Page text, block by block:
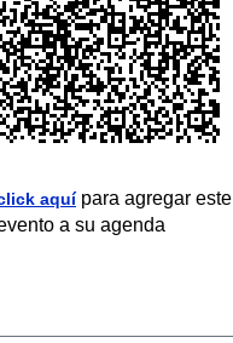
aquípara agregar este
a su agenda